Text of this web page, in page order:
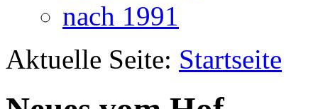
nach 1991
Aktuelle Seite: Startseite